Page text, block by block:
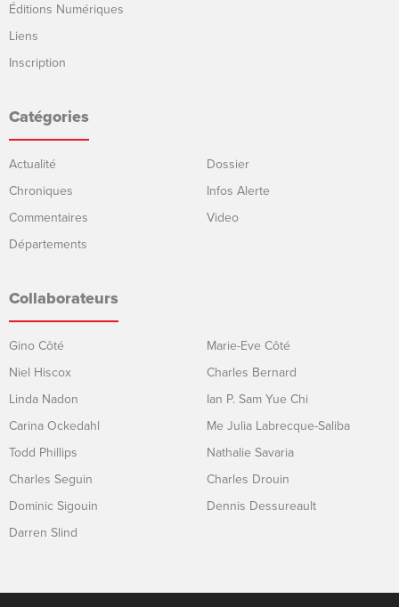
Éditions Numériques
Liens
Inscription
Catégories
Actualité
Chroniques
Commentaires
Départements
Dossier
Infos Alerte
Video
Collaborateurs
Gino Côté
Niel Hiscox
Linda Nadon
Carina Ockedahl
Todd Phillips
Charles Seguin
Dominic Sigouin
Darren Slind
Marie-Eve Côté
Charles Bernard
Ian P. Sam Yue Chi
Me Julia Labrecque-Saliba
Nathalie Savaria
Charles Drouin
Dennis Dessureault